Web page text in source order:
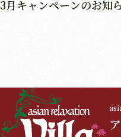
3月キャンペーンのお知